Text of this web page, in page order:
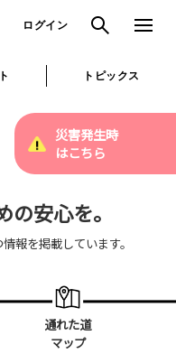
ログイン 検索 メニュ
トピックス
災害発生時
はこちら
安心を。
報を掲載しています。
通れた道
マップ